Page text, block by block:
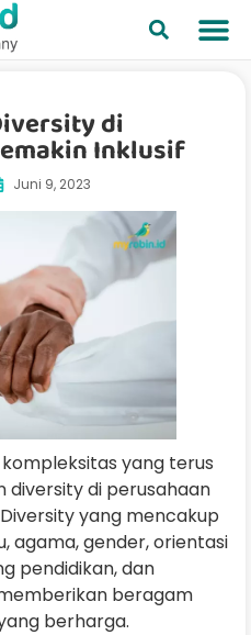
di
Inklusif
Juni 9, 2023
yang terus
diversity di perusahaan
yang mencakup
agama, gender, orientasi
pendidikan, dan
beragam
berharga.